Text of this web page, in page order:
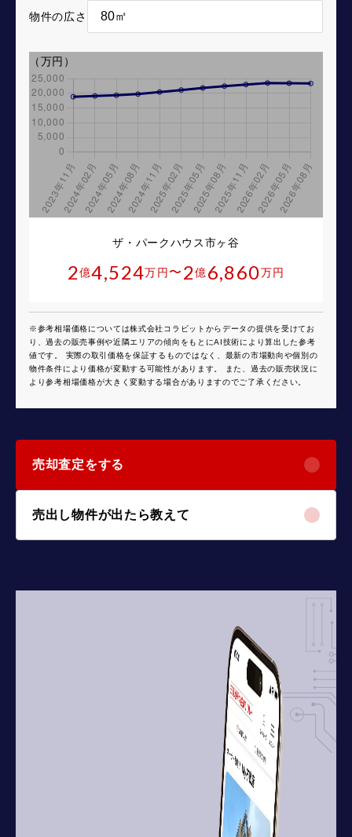
物件の広さ
ザ・パークハウス市ヶ谷
2億4,524万円 〜 2億6,860万円
※参考相場価格については株式会社コラビットからデータの提供を受けてお
り、過去の販売事例や近隣エリアの傾向をもとにAI技術により算出した参考
値です。 実際の取引価格を保証するものではなく、最新の市場動向や個別の
物件条件により価格が変動する可能性があります。 また、過去の販売状況に
より参考相場価格が大きく変動する場合がありますのでご了承ください。
（万円）
売却査定をする
売出し物件が出たら教えて